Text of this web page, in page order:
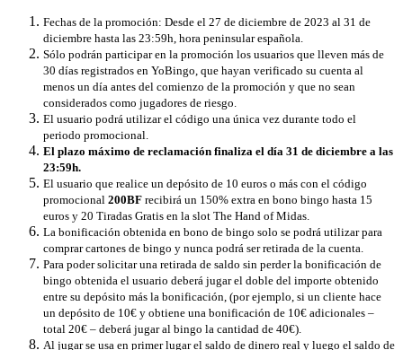
Fechas de la promoción: Desde el 27 de diciembre de 2023 al 31 de
diciembre hasta las 23:59h, hora peninsular española.
Sólo podrán participar en la promoción los usuarios que lleven más de
30 días registrados en YoBingo, que hayan verificado su cuenta al
menos un día antes del comienzo de la promoción y que no sean
considerados como jugadores de riesgo.
El usuario podrá utilizar el código una única vez durante todo el
periodo promocional.
El plazo máximo de reclamación finaliza el día 31 de diciembre a las
23:59h.
El usuario que realice un depósito de 10 euros o más con el código
promocional 200BF recibirá un 150% extra en bono bingo hasta 15
euros y 20 Tiradas Gratis en la slot The Hand of Midas.
La bonificación obtenida en bono de bingo solo se podrá utilizar ​​para
comprar cartones de bingo y nunca podrá ser retirada de la cuenta.
Para poder solicitar una retirada de saldo sin perder la bonificación de
bingo obtenida el usuario deberá jugar el doble del importe obtenido
entre su depósito más la bonificación, (por ejemplo, si un cliente hace
un depósito de 10€ y obtiene una bonificación de 10€ adicionales –
total 20€ – deberá jugar al bingo la cantidad de 40€).
Al jugar se usa en primer lugar el saldo de dinero real y luego el saldo de